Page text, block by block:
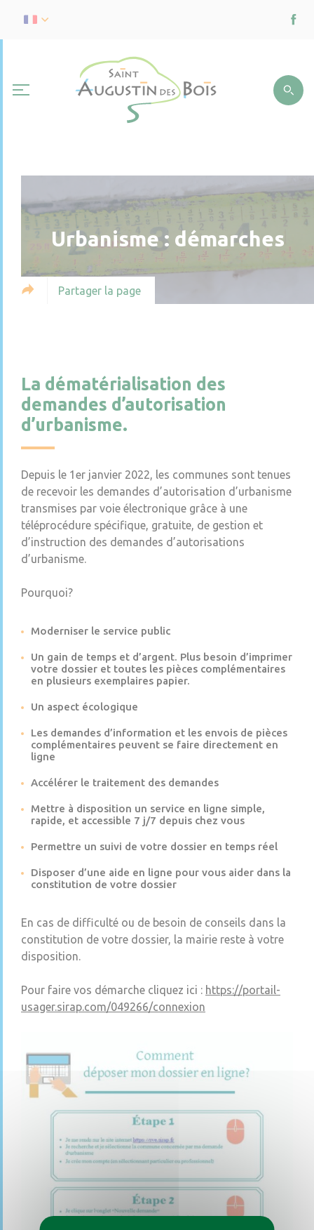
Urbanisme : démarches
Partager la page
La dématérialisation des
demandes d’autorisation
d’urbanisme.
Depuis le 1er janvier 2022, les communes sont tenues
de recevoir les demandes d’autorisation d’urbanisme
transmises par voie électronique grâce à une
téléprocédure spécifique, gratuite, de gestion et
d’instruction des demandes d’autorisations
d’urbanisme.
Pourquoi?
Moderniser le service public
Un gain de temps et d’argent. Plus besoin d’imprimer
votre dossier et toutes les pièces complémentaires
en plusieurs exemplaires papier.
Un aspect écologique
Les demandes d’information et les envois de pièces
complémentaires peuvent se faire directement en
ligne
Accélérer le traitement des demandes
Mettre à disposition un service en ligne simple,
rapide, et accessible 7 j/7 depuis chez vous
Permettre un suivi de votre dossier en temps réel
Disposer d’une aide en ligne pour vous aider dans la
constitution de votre dossier
En cas de difficulté ou de besoin de conseils dans la
constitution de votre dossier, la mairie reste à votre
disposition.
Pour faire vos démarche cliquez ici : https://portail-
usager.sirap.com/049266/connexion